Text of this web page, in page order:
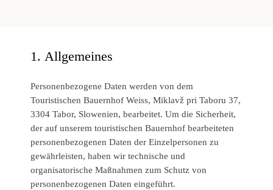
1.Allgemeines
Personenbezogene Daten werden von dem
Touristischen Bauernhof Weiss, Miklavž pri Taboru 37,
3304 Tabor, Slowenien, bearbeitet. Um die Sicherheit,
der auf unserem touristischen Bauernhof bearbeiteten
personenbezogenen Daten der Einzelpersonen zu
gewährleisten, haben wir technische und
organisatorische Maßnahmen zum Schutz von
personenbezogenen Daten eingeführt.